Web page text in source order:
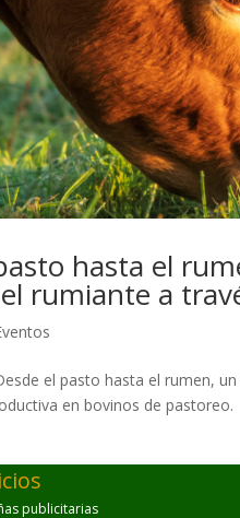
hasta el
rumiante a
el pasto hasta el rumen,
en bovinos de pastoreo.
publicitarias